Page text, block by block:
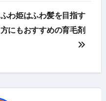
ふわ姫はふわ髪を目指す
方にもおすすめの育毛剤